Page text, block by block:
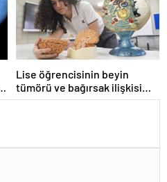
Lise öğrencisinin beyin
tümörü ve bağırsak ilişkisi
projesine TÜBİTAK’tan ödül